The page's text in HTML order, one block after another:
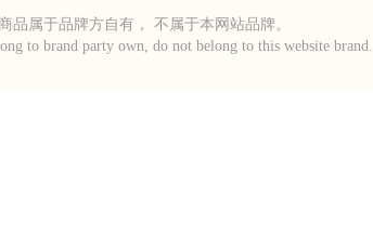
品属于品牌方自有， 不属于本网站品牌。
to brand party own, do not belong to this website brand.